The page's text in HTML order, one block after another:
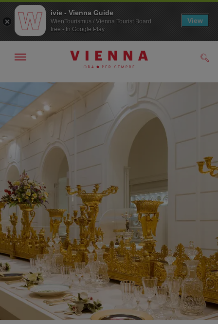
Alla
navigazione
Al
contenuto
Mostra/nascondi
ivie - Vienna Guide
WienTourismus / Vienna Tourist Board
free - In Google Play
View